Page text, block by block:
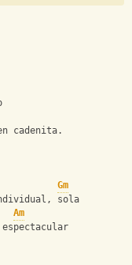
cadenita.
Gm
sola
Am